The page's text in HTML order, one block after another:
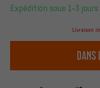
Expédition sous 1-3
Livraison
dans